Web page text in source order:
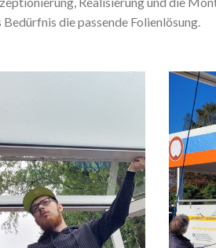
die passende Folienlösung.